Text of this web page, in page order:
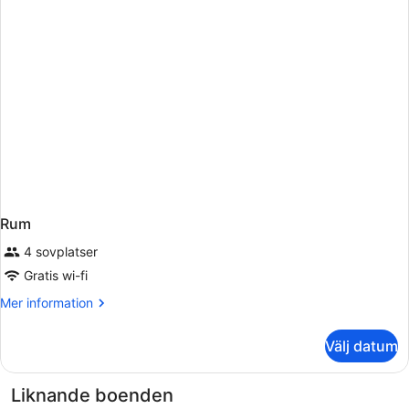
Rum
4 sovplatser
Gratis wi-fi
Mer information
Mer
Välj datum
Liknande boenden